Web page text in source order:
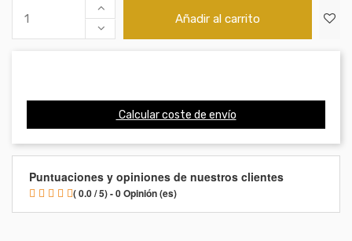
Añadir al carrito
Calcular coste de envío
Puntuaciones y opiniones de nuestros clientes
( 0.0 / 5) - 0 Opinión (es)